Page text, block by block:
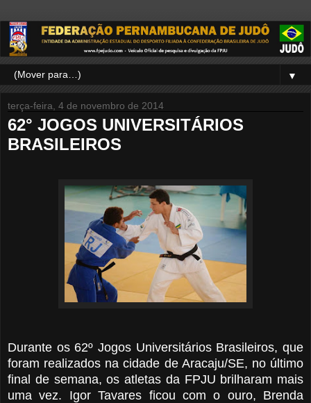
▼
terça-feira, 4 de novembro de 2014
62° JOGOS UNIVERSITÁRIOS
BRASILEIROS
Durante os 62º Jogos Universitários Brasileiros, que
foram realizados na cidade de Aracaju/SE, no último
final de semana, os atletas da FPJU brilharam mais
uma vez. Igor Tavares ficou com o ouro, Brenda